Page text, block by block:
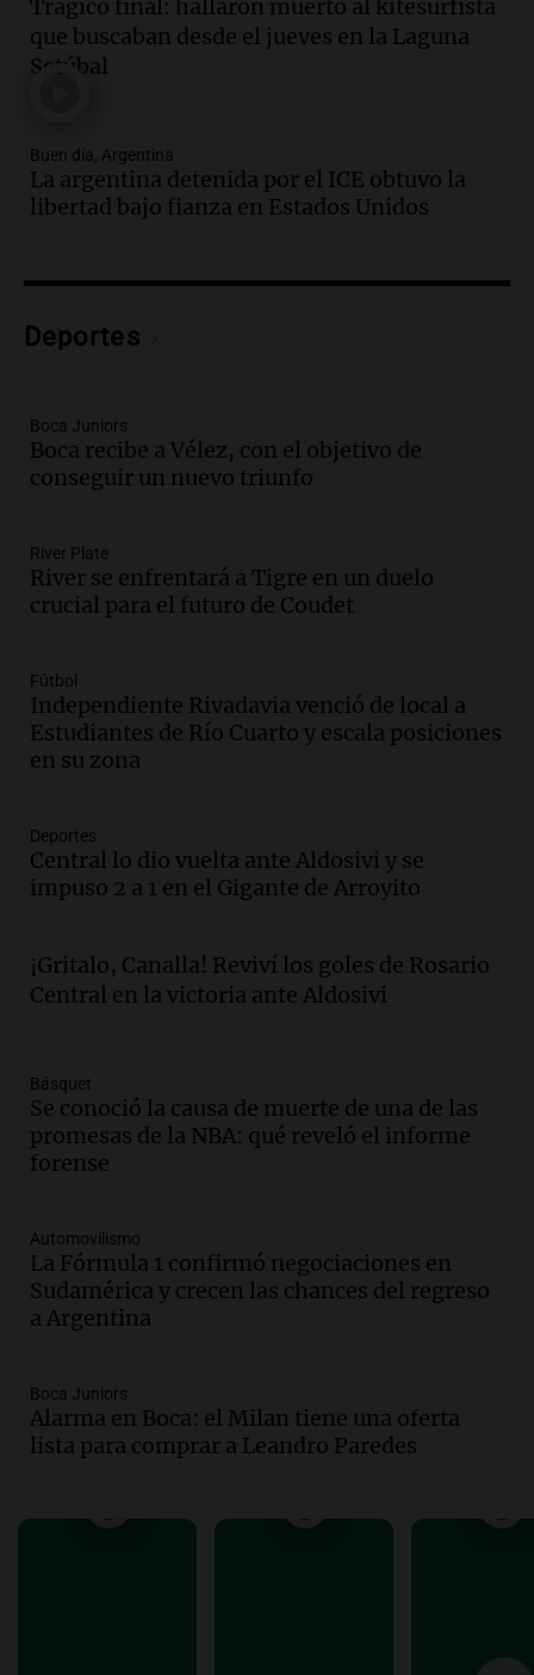
Audio.Secuestran 28 bultos de
mercadería extranjera en control
fronterizo en Tucumán
Audio.Mujer de 92 años fallece
mientras esperaba cobrar su jubilación
en San Luis
abuso sexual: juicio programado para
Audio.Familiares de Lautaro Britos
convocan marcha por justicia tras su
Episodios
Audio.Reparaciones en acueducto
Novalí finalizan y se normaliza el
Panorama Federal
Episodios
Audio.Docentes de Jujuy enfrentan
descuentos de salarios de hasta 700.000
Episodios
Audio.Brutal asalto en Concepción:
anciano de 88 años golpeado para
Panorama Federal
Episodios
sobre Candela Arizaga
Panorama Federal
Episodios
Audio.
Buen día, Argentina
Episodios
Audio.Jugueterías en transformación:
crece la venta online y cae el
Buen día, Argentina
Episodios
Audio.
Por qué nos cuesta decir que no y
Buen día, Argentina
Trágico final: hallaron muerto al kitesurfista
que buscaban desde el jueves en la Laguna
Setúbal
Buen día, Argentina
La argentina detenida por el ICE obtuvo la
libertad bajo fianza en Estados Unidos
Deportes
Boca Juniors
Boca recibe a Vélez, con el objetivo de
conseguir un nuevo triunfo
River Plate
River se enfrentará a Tigre en un duelo
crucial para el futuro de Coudet
Fútbol
Independiente Rivadavia venció de local a
Estudiantes de Río Cuarto y escala posiciones
en su zona
Deportes
Central lo dio vuelta ante Aldosivi y se
impuso 2 a 1 en el Gigante de Arroyito
¡Gritalo, Canalla! Reviví los goles de Rosario
Central en la victoria ante Aldosivi
Básquet
Se conoció la causa de muerte de una de las
promesas de la NBA: qué reveló el informe
forense
Automovilismo
La Fórmula 1 confirmó negociaciones en
Sudamérica y crecen las chances del regreso
a Argentina
Boca Juniors
Alarma en Boca: el Milan tiene una oferta
lista para comprar a Leandro Paredes